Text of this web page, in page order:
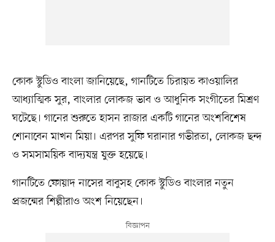
কোক স্টুডিও বাংলা জানিয়েছে, গানটিতে চিরায়ত কাওয়ালির
আধ্যাত্মিক সুর, বাংলার লোকজ ভাব ও আধুনিক সংগীতের মিশ্রণ
ঘটেছে। গানের শুরুতে হাসন রাজার একটি গানের অংশবিশেষ
শোনাবেন মাখন মিয়া। এরপর সুফি ঘরানার গভীরতা, লোকজ ছন্দ
ও সমসাময়িক বাদ্যযন্ত্র যুক্ত হয়েছে।
গানটিতে ফোয়াদ নাসের বাবুসহ কোক স্টুডিও বাংলার নতুন
প্রজন্মের শিল্পীরাও অংশ নিয়েছেন।